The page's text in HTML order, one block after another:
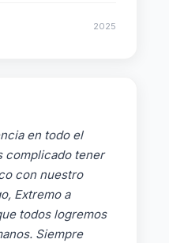
2025
en todo el
complicado tener
con nuestro
Extremo a
todos logremos
Siempre